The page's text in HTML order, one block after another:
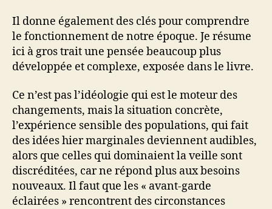
Il donne également des clés pour comprendre
le fonctionnement de notre époque. Je résume
ici à gros trait une pensée beaucoup plus
développée et complexe, exposée dans le livre.
Ce n’est pas l’idéologie qui est le moteur des
changements, mais la situation concrète,
l’expérience sensible des populations, qui fait
des idées hier marginales deviennent audibles,
alors que celles qui dominaient la veille sont
discréditées, car ne répond plus aux besoins
nouveaux. Il faut que les « avant-garde
éclairées » rencontrent des circonstances